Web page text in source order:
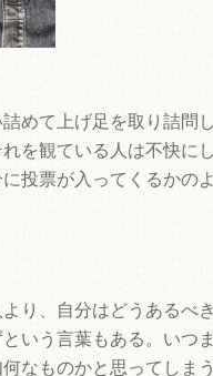
めて上げ足を取り詰問
を観ている人は不快に
投票が入ってくるかの
り、自分はどうあるべ
いう言葉もある。いつ
なものかと思ってしま